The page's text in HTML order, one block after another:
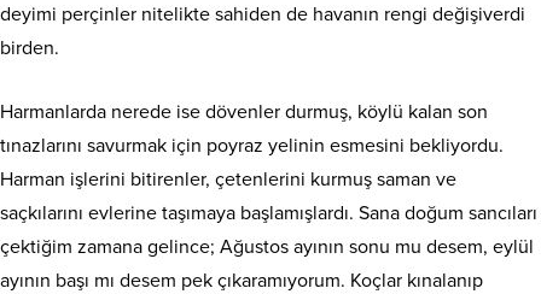
deyimi perçinler nitelikte sahiden de havanın rengi değişiverdi
birden.
Harmanlarda nerede ise dövenler durmuş, köylü kalan son
tınazlarını savurmak için poyraz yelinin esmesini bekliyordu.
Harman işlerini bitirenler, çetenlerini kurmuş saman ve
saçkılarını evlerine taşımaya başlamışlardı. Sana doğum sancıları
çektiğim zamana gelince; Ağustos ayının sonu mu desem, eylül
ayının başı mı desem pek çıkaramıyorum. Koçlar kınalanıp